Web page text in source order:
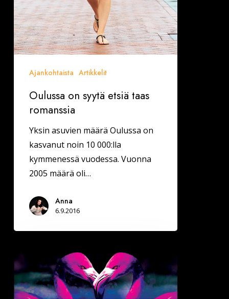
Ajankohtaista Artikkelit
Oulussa on syytä etsiä taas
romanssia
Yksin asuvien määrä Oulussa on
kasvanut noin 10 000:lla
kymmenessä vuodessa. Vuonna
2005 määrä oli…
Anna
6.9.2016
AMARILLO
Deittisirkus